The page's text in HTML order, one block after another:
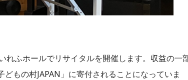
れふホールでリサイタルを開催します。収益の一
もの村JAPAN」に寄付されることになっていま